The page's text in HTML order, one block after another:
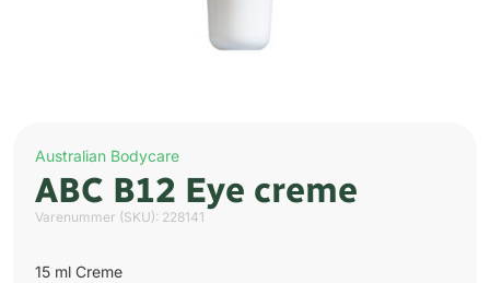
Australian Bodycare
ABC B12 Eye creme
Varenummer (SKU): 228141
15 ml Creme